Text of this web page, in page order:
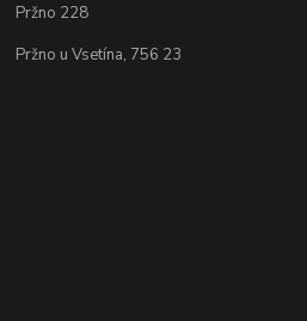
Pržno 228
Pržno u Vsetína, 756 23